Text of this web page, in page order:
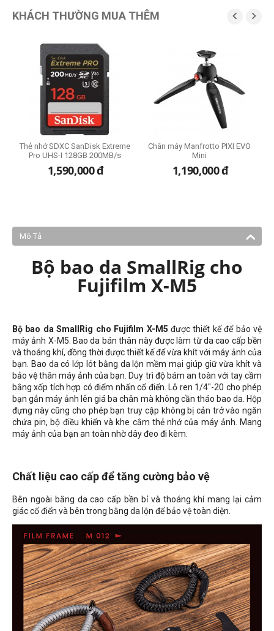
KHÁCH THƯỜNG MUA THÊM  
Thẻ nhớ SDXC SanDisk Extreme
Pro UHS-I 128GB 200MB/s
1,590,000đ
Chân máy Manfrotto PIXI EVO
Mini
1,190,000đ
Mô Tả
Bộ bao da SmallRig cho
Fujifilm X-M5
Bộ bao da SmallRig cho Fujifilm X-M5 được thiết kế để bảo vệ
máy ảnh X-M5. Bao da bán thân này được làm từ da cao cấp bền
và thoáng khí, đồng thời được thiết kế để vừa khít với máy ảnh của
bạn. Bao da có lớp lót bằng da lộn mềm mại giúp giữ vừa khít và
bảo vệ thân máy ảnh của bạn. Duy trì độ bám an toàn với tay cầm
bằng xốp tích hợp có điểm nhấn cổ điển. Lỗ ren 1/4"-20 cho phép
bạn gắn máy ảnh lên giá ba chân mà không cần tháo bao da. Hộp
đựng này cũng cho phép bạn truy cập không bị cản trở vào ngăn
chứa pin, bộ điều khiển và khe cắm thẻ nhớ của máy ảnh. Mang
máy ảnh của bạn an toàn nhờ dây đeo đi kèm.
Chất liệu cao cấp để tăng cường bảo vệ
Bên ngoài bằng da cao cấp bền bỉ và thoáng khí mang lại cảm
giác cổ điển và bên trong bằng da lộn để bảo vệ toàn diện.